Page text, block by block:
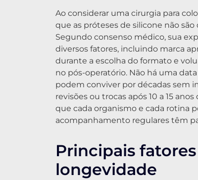
Ao considerar uma cirurgia para
que as próteses de silicone não
Segundo consenso médico, sua
diversos fatores, incluindo marca
durante a escolha do formato e
no pós-operatório. Não há uma
podem conviver por décadas sem
revisões ou trocas após 10 a 15
que cada organismo e cada rotina
acompanhamento regulares têm
Principais
longevidade